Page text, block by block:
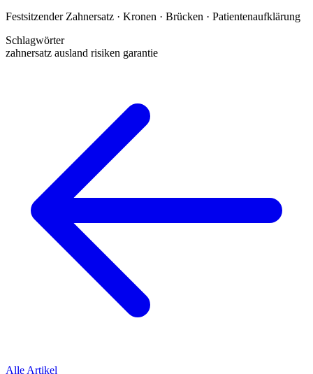
Festsitzender Zahnersatz · Kronen · Brücken · Patientenaufklärung
Schlagwörter
zahnersatz ausland risiken garantie
Alle Artikel